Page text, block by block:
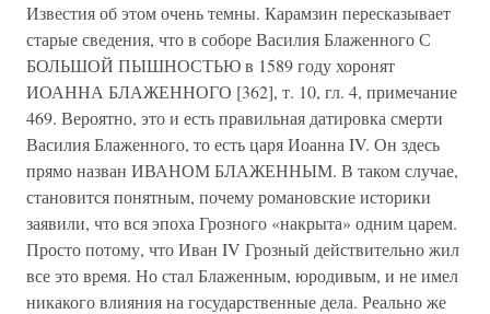
Известия об этом очень темны. Карамзин пересказывает
старые сведения, что в соборе Василия Блаженного С
БОЛЬШОЙ ПЫШНОСТЬЮ в 1589 году хоронят
ИОАННА БЛАЖЕННОГО [362], т. 10, гл. 4, примечание
469. Вероятно, это и есть правильная датировка смерти
Василия Блаженного, то есть царя Иоанна IV. Он здесь
прямо назван ИВАНОМ БЛАЖЕННЫМ. В таком случае,
становится понятным, почему романовские историки
заявили, что вся эпоха Грозного «накрыта» одним царем.
Просто потому, что Иван IV Грозный действительно жил
все это время. Но стал Блаженным, юродивым, и не имел
никакого влияния на государственные дела. Реально же